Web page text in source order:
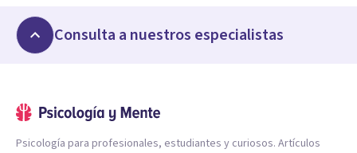
Consulta a nuestros especialistas
Psicología para profesionales, estudiantes y curiosos. Artículos